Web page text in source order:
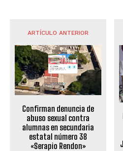
ARTÍCULO ANTERIOR
Confirman denuncia de
abuso sexual contra
alumnas en secundaria
estatal número 38
«Serapio Rendon»